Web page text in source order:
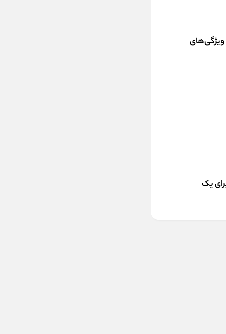
ویژگی‌های
یک